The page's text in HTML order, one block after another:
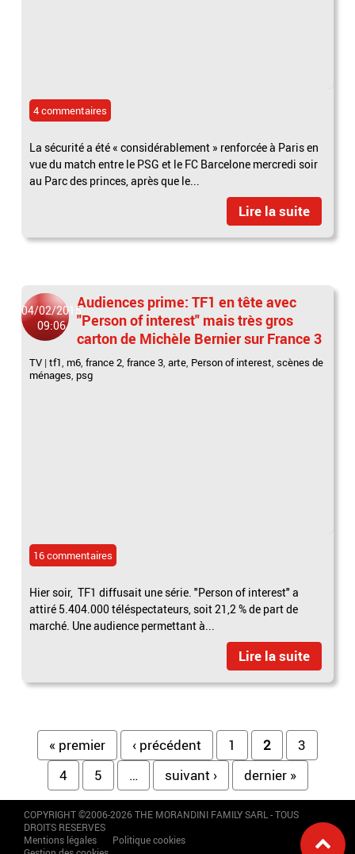
4 commentaires
La sécurité a été « considérablement » renforcée à Paris en
vue du match entre le PSG et le FC Barcelone mercredi soir
au Parc des princes, après que le...
Lire la suite
04/02/2015
09:06
Audiences prime: TF1 en tête avec
"Person of interest" mais très gros
carton de Michèle Bernier sur France 3
TV |tf1, m6,france 2,france 3,arte, Person of interest,scènes de
ménages, psg
16 commentaires
Hier soir, TF1 diffusait une série. "Person of interest" a
attiré 5.404.000 téléspectateurs, soit 21,2 % de part de
marché. Une audience permettant à...
Lire la suite
Pages
« premier ‹ précédent 1 2
3
4
5 … suivant › dernier »
COPYRIGHT ©2006-2026 THE MORANDINI FAMILY SARL - TOUS
DROITS RESERVES
Mentions légales
Politique cookies